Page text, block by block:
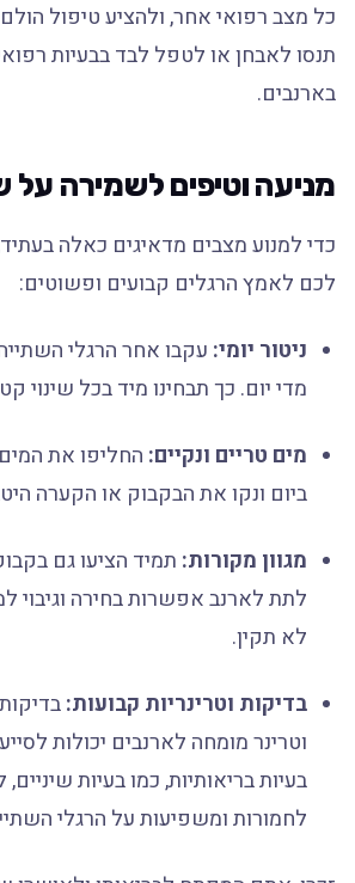
כל מצב רפואי אחר, ולהציע טיפול הולם
תנסו לאבחן או לטפל לבד בבעיות
בארנבים.
מניעה וטיפים לשמירה על
כדי למנוע מצבים מדאיגים כאלה
לכם לאמץ הרגלים קבועים ופשוטים:
ניטור יומי:עקבו אחר הרגלי
מדי יום. כך תבחינו מיד בכל שינוי
מים טריים ונקיים:החליפו את
ביום ונקו את הבקבוק או הקערה
מגוון מקורות:תמיד הציעו גם
לתת לארנב אפשרות בחירה
לא תקין.
בדיקות וטרינריות קבועות:בדיקות
וטרינר מומחה לארנבים יכולות
בעיות בריאותיות, כמו בעיות
לחמורות ומשפיעות על הרגלי